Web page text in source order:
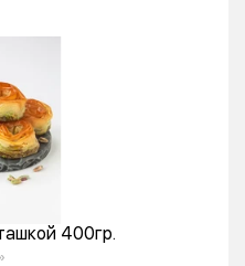
400гр.